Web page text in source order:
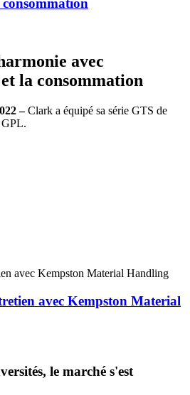
avec
la consommation
–Clark a équipé sa série GTS de
GPL.
avec Kempston Material
le marché s'est